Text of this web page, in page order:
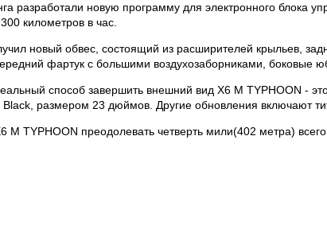
разработали новую программу для электронного блока
километров в час.
новый обвес, состоящий из расширителей крыльев,
фартук с большими воздухозаборниками, боковые
способ завершить внешний вид X6 M TYPHOON -
размером 23 дюймов. Другие обновления включают
M TYPHOON преодолевать четверть мили(402 метра)